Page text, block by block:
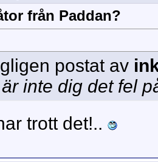
från Paddan?
postat av
inte dig det fel
trott det!..